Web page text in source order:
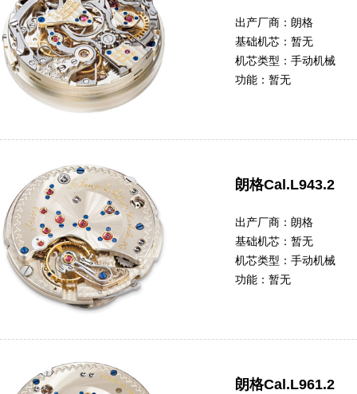
出产厂商： 朗格
基础机芯： 暂无
机芯类型： 手动机械
功能： 暂无
朗格Cal.L943.2
出产厂商： 朗格
基础机芯： 暂无
机芯类型： 手动机械
功能： 暂无
朗格Cal.L961.2